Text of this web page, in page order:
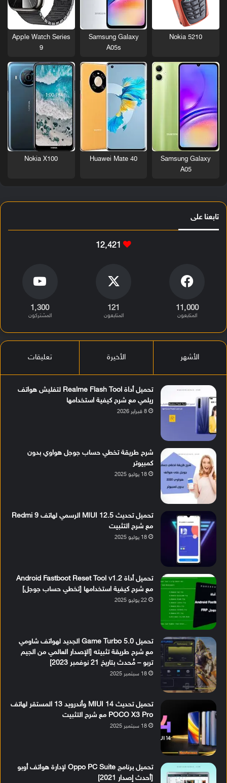
Nokia 5210
Samsung Galaxy
A05s
Apple Watch Series
9
Samsung Galaxy
A05
Huawei Mate 40
Nokia X100
تابعنا على
12٬421
11٬000
المتابعون
121
المتابعون
1٬300
المشتركون
الأشهر الأخيرة تعليقات
تحميل أداة Realme Flash Tool لتفليش هواتف
ريلمي مع شرح كيفية استخدامها
8 فبراير 2026
شرح طريقة تخطي حساب جوجل هواوي بدون
كمبيوتر
18 يوليو 2025
تحميل تحديث MIUI 12.5 الرسمي لهاتف Redmi 9
مع شرح التثبيت
18 يوليو 2025
تحميل أداة Android Fastboot Reset Tool v1.2
مع شرح كيفية استخدامها [تخطي حساب جوجل]
22 يوليو 2025
تحميل Game Turbo 5.0 الجديد لهواتف شاومي
مع شرح طريقة تثبيته [الإصدار العالمي من الجيم
تربو – مُحدث بتاريخ 21 نوفمبر 2023]
18 سبتمبر 2025
تحميل تحديث MIUI 14 وأندرويد 13 المستقر لهاتف
POCO X3 Pro مع شرح التثبيت
18 سبتمبر 2025
تحميل برنامج Oppo PC Suite لإدارة هواتف أوبو
[أحدث إصدار 2021]